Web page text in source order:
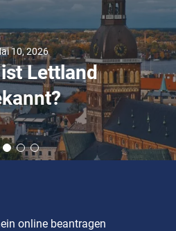
10, 2026
Lettland
online beantragen